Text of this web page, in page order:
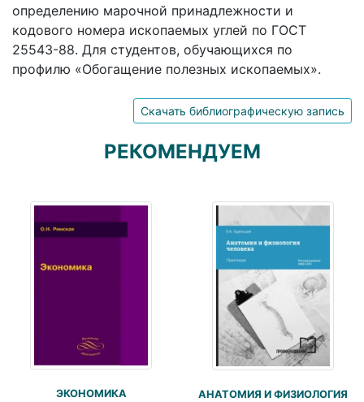
определению марочной принадлежности и
кодового номера ископаемых углей по ГОСТ
25543-88. Для студентов, обучающихся по
профилю «Обогащение полезных ископаемых».
Скачать библиографическую запись
РЕКОМЕНДУЕМ
ЭКОНОМИКА
АНАТОМИЯ И ФИЗИОЛОГИЯ